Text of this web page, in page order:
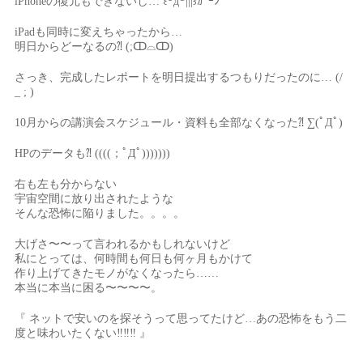
iPadも同時に変えちゃったから…
明日からどーなるの⁈ (;ↀ⌓ↀ)
さっき、完成したレポートを明日提出するつもりだったのに… (/
_ ; )
10月からの講演会スケジュール・資料も全部なくなった⁈ ∑(ﾟДﾟ)
HPのデータも⁈ ((((；ﾟДﾟ)))))))
右も左も分からない
宇宙空間に放り出されたような
そんな恐怖に陥りました。。。。
大げさ〜〜って言われるかもしれないけど
私にとっては、何時間も何日も何ヶ月もかけて
作り上げてきたモノがなくなったら……
本当に本当に困る〜〜〜〜。
『 ネットで安いのを探そうって思ってたけど…あの恐怖をもう二
度と味わいたくない‼︎‼︎‼︎ 』